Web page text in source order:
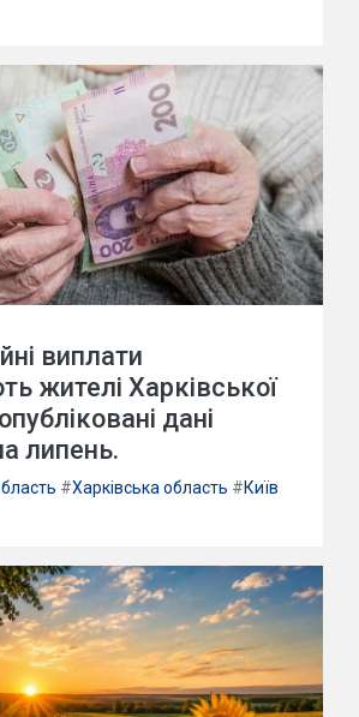
виплати
жителі Харківської
дані
липень.
#Харківська область #Київ